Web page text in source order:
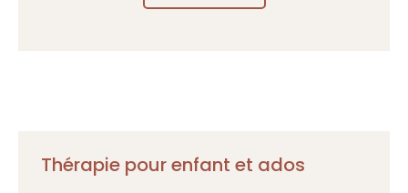
Thérapie pour enfant et ados